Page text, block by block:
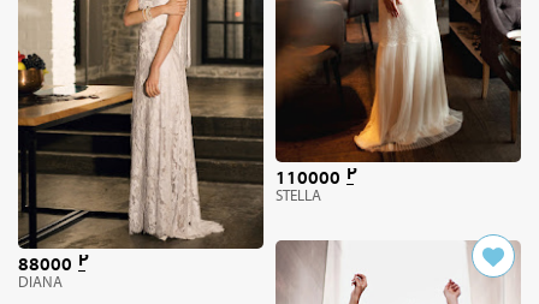
88000
DIANA
110000
STELLA